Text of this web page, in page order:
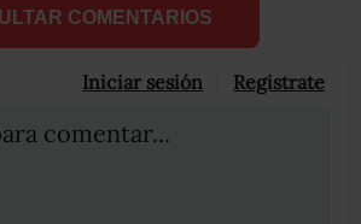
COMENTARIOS
Iniciar sesión Registrate
comentar...